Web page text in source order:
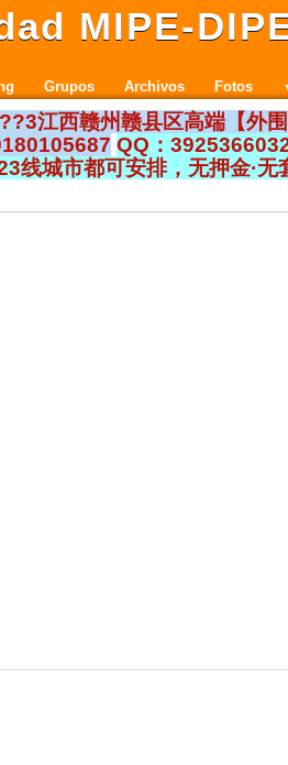
MIPE-
Grupos Archivos Fotos
??3江西赣州赣县区高端【外
QQ：
线城市都可安排，无押金·无